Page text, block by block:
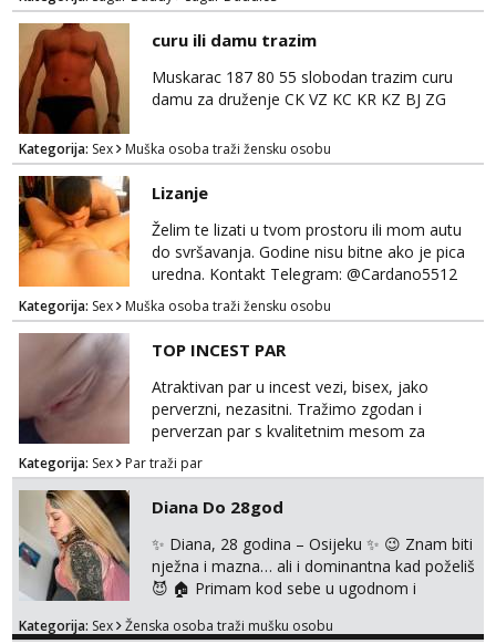
diskreciju - nisam oženjen niti zauzet, nego
jednostavno tako preferiram. 30 godina
imam. Javite se mail, pozz ;)
curu ili damu trazim
Muskarac 187 80 55 slobodan trazim curu
damu za druženje CK VZ KC KR KZ BJ ZG
Kategorija: Sex Muška osoba traži žensku osobu
Lizanje
Želim te lizati u tvom prostoru ili mom autu
do svršavanja. Godine nisu bitne ako je pica
uredna. Kontakt Telegram: @Cardano5512
Email: myjohny15@protonmail.com
Kategorija: Sex Muška osoba traži žensku osobu
TOP INCEST PAR
Atraktivan par u incest vezi, bisex, jako
perverzni, nezasitni. Tražimo zgodan i
perverzan par s kvalitetnim mesom za
uživanje u svim vrstama seksa. Diskrecija
obavezna. Samo ozbiljne ponude preko
Whats appa na broj 091 591 3523.
Kategorija: Sex Par traži par
Diana Do 28god
✨ Diana, 28 godina – Osijeku ✨ 😉 Znam biti
nježna i mazna… ali i dominantna kad poželiš
😈 🏠 Primam kod sebe u ugodnom i
atmosfera, dobra energija i nezaboravan
Kategorija: Sex Ženska osoba traži mušku osobu